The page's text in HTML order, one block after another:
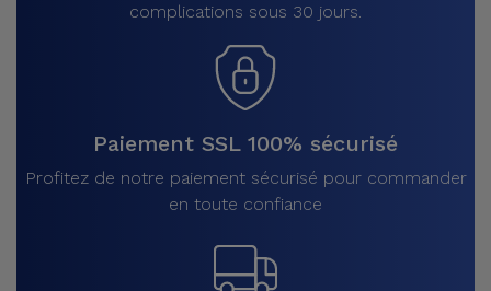
complications sous 30 jours.
Paiement SSL 100% sécurisé
Profitez de notre paiement sécurisé pour commander
en toute confiance